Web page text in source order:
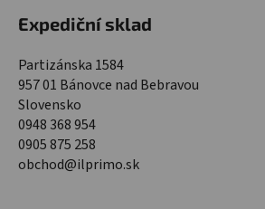
Expediční sklad
Partizánska 1584
957 01 Bánovce nad Bebravou
Slovensko
0948 368 954
0905 875 258
obchod@ilprimo.sk